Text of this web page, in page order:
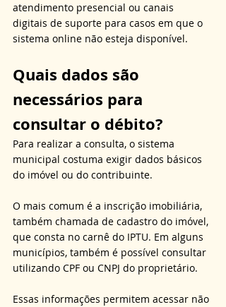
atendimento presencial ou canais
digitais de suporte para casos em que o
sistema online não esteja disponível.
Quais dados são
necessários para
consultar o débito?
Para realizar a consulta, o sistema
municipal costuma exigir dados básicos
do imóvel ou do contribuinte.
O mais comum é a inscrição imobiliária,
também chamada de cadastro do imóvel,
que consta no carnê do IPTU. Em alguns
municípios, também é possível consultar
utilizando CPF ou CNPJ do proprietário.
Essas informações permitem acessar não